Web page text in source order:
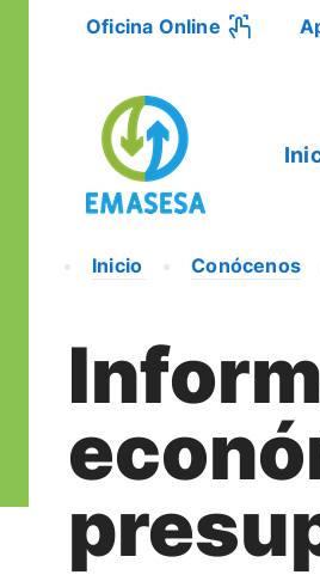
Oficina Online
Inicio Conócenos